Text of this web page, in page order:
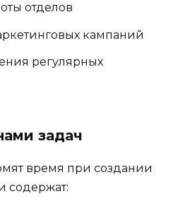
отделов
кампаний
регулярных
задач
время при создании
содержат: